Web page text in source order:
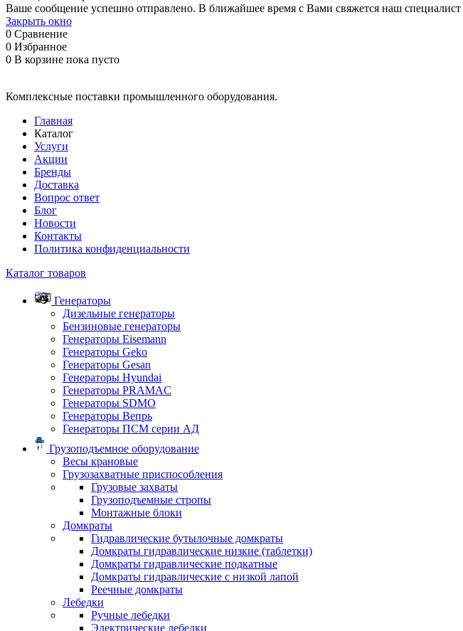
Ваше сообщение успешно отправлено. В ближайшее время с Вами свяжется наш специалист
Закрыть окно
0 Сравнение
0 Избранное
0 В корзине пока пусто
Комплексные поставки промышленного оборудования.
Главная
Каталог
Услуги
Акции
Бренды
Доставка
Вопрос ответ
Блог
Новости
Контакты
Политика конфиденциальности
Каталог товаров
Генераторы
Дизельные генераторы
Бензиновые генераторы
Генераторы Eisemann
Генераторы Geko
Генераторы Gesan
Генераторы Hyundai
Генераторы PRAMAC
Генераторы SDMO
Генераторы Вепрь
Генераторы ПСМ серии АД
Грузоподъемное оборудование
Весы крановые
Грузозахватные приспособления
Грузовые захваты
Грузоподъемные стропы
Монтажные блоки
Домкраты
Гидравлические бутылочные домкраты
Домкраты гидравлические низкие (таблетки)
Домкраты гидравлические подкатные
Домкраты гидравлические с низкой лапой
Реечные домкраты
Лебедки
Ручные лебедки
Электрические лебедки